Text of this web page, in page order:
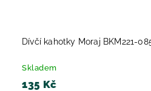
Dívčí kahotky Moraj BKM221-
Skladem
135 Kč